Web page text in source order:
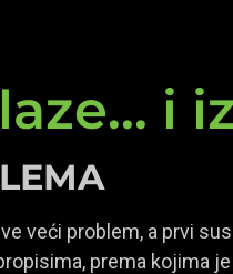
i
veći problem, a prvi
prema kojima